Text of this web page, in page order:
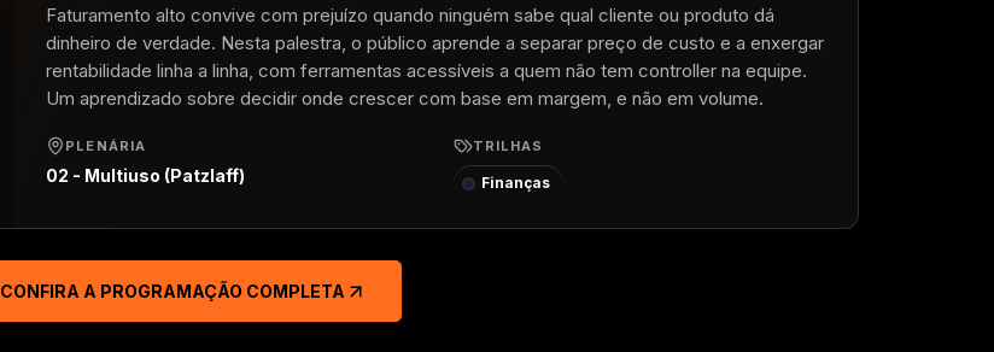
Faturamento alto convive com prejuízo quando ninguém sabe qual cliente ou produto dá
dinheiro de verdade. Nesta palestra, o público aprende a separar preço de custo e a enxergar
rentabilidade linha a linha, com ferramentas acessíveis a quem não tem controller na equipe.
Um aprendizado sobre decidir onde crescer com base em margem, e não em volume.
PLENÁRIA
02 - Multiuso (Patzlaff)
TRILHAS
Finanças
CONFIRA A PROGRAMAÇÃO COMPLETA